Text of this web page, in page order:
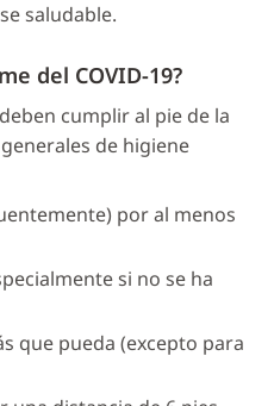
saludable.
del COVID-19?
cumplir al pie de la
de higiene
por al menos
si no se ha
que pueda (excepto para